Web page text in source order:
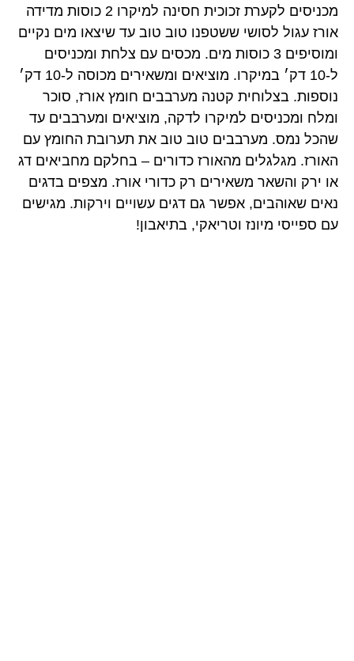
מכניסים לקערת זכוכית חסינה למיקרו 2 כוסות מדידה
אורז עגול לסושי ששטפנו טוב טוב עד שיצאו מים נקיים
ומוסיפים 3 כוסות מים. מכסים עם צלחת ומכניסים
ל-10 דק׳ במיקרו. מוציאים ומשאירים מכוסה ל-10 דק׳
נוספות. בצלוחית קטנה מערבבים חומץ אורז, סוכר
ומלח ומכניסים למיקרו לדקה, מוציאים ומערבבים עד
שהכל נמס. מערבבים טוב טוב את תערובת החומץ עם
האורז. מגלגלים מהאורז כדורים – בחלקם מחביאים דג
או ירק והשאר משאירים רק כדורי אורז. מצפים בדגים
נאים שאוהבים, אפשר גם דגים עשויים וירקות. מגישים
עם ספייסי מיונז וטריאקי, בתיאבון!